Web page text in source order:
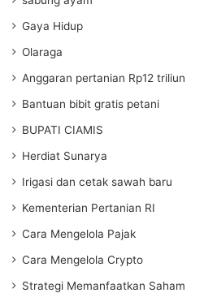
Gaya Hidup
Olaraga
Anggaran pertanian Rp12 triliun
Bantuan bibit gratis petani
BUPATI CIAMIS
Herdiat Sunarya
Irigasi dan cetak sawah baru
Kementerian Pertanian RI
Cara Mengelola Pajak
Cara Mengelola Crypto
Strategi Memanfaatkan Saham